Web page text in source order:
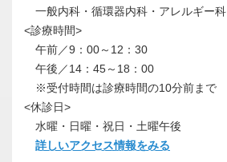
一般内科・循環器内科・アレルギー科
<診療時間>
午前／9：00～12：30
午後／14：45～18：00
※受付時間は診療時間の10分前まで
<休診日>
水曜・日曜・祝日・土曜午後
詳しいアクセス情報をみる